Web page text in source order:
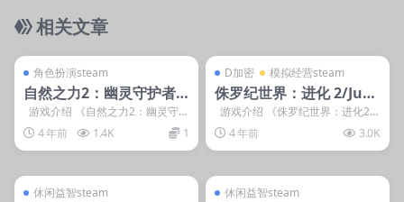
相关文章
角色扮演steam
自然之力2：幽灵守护者/
Force of Nature 2: Gho
st Keeper
游戏介绍 《‎自然之力2：幽灵守护
者》是一款开放世界生存冒险玩法
的...4 年前 1.4K 1
D加密
模拟经营steam
侏罗纪世界：进化 2/Jura
ssic World Evolution 2
侏罗纪进化2
游戏介绍 《侏罗纪世界：进化2》
是 Frontier 成就非凡的游...
4 年前 3.0K
休闲益智steam
休闲益智steam